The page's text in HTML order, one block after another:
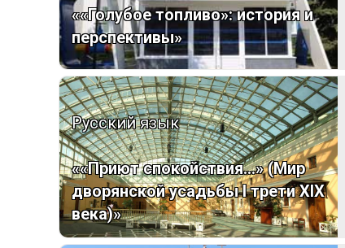
««Голубое топливо»: история и
перспективы»
Русский язык
««Приют спокойствия…» (Мир
дворянской усадьбы I трети XIX
века)»